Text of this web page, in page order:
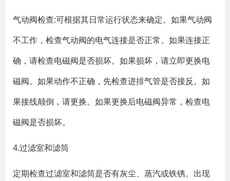
气动阀检查:可根据其日常运行状态来确定。如果气动阀
不工作，检查气动阀的电气连接是否正常。如果连接正
确，请检查电磁阀是否损坏。如果损坏，请立即更换电
磁阀。如果动作不正确，先检查进排气管是否接反。如
果接线颠倒，请更换。如果更换后电磁阀异常，检查电
磁阀是否损坏。
4.过滤室和滤筒
定期检查过滤室和滤筒是否有灰尘、蒸汽或铁锈。出现